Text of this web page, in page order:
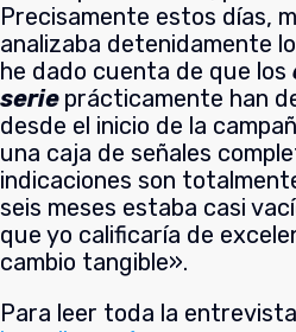
Precisamente estos días,
analizaba detenidamente
he dado cuenta de que los
serie prácticamente han
desde el inicio de la
una caja de señales
indicaciones son
seis meses estaba casi
que yo calificaría de
cambio tangible».
Para leer toda la